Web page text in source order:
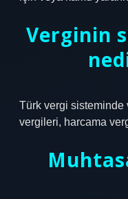
Verginin
Türk vergi sisteminde
vergileri, harcama